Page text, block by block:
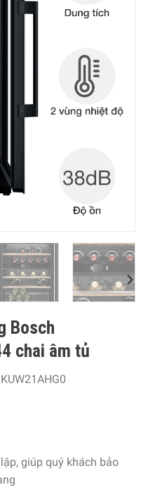
Bosch
chai âm tủ
KUW21AHG0
giúp quý khách bảo